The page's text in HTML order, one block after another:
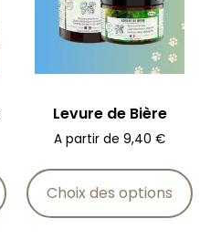
Levure de Bière
A partir de 9,40 €
Choix des options